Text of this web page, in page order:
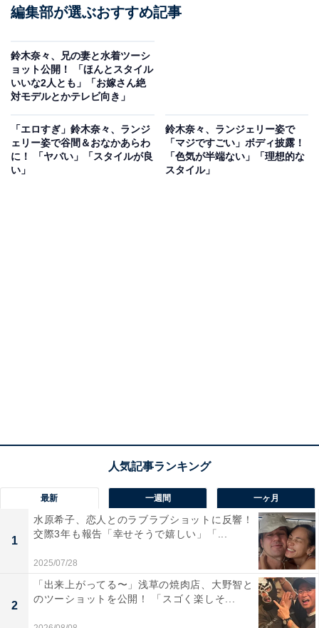
編集部が選ぶおすすめ記事
鈴木奈々、兄の妻と水着ツーシ
ョット公開！ 「ほんとスタイル
いいな2人とも」「お嫁さん絶
対モデルとかテレビ向き」
「エロすぎ」鈴木奈々、ランジ
ェリー姿で谷間＆おなかあらわ
に！ 「ヤバい」「スタイルが良
い」
鈴木奈々、ランジェリー姿で
「マジですごい」ボディ披露！
「色気が半端ない」「理想的な
スタイル」
最新 一週間 一ヶ月
1
水原希子、恋人とのラブラブショットに反響！
交際3年も報告「幸せそうで嬉しい」「...
2025/07/28
2
「出来上がってる〜」浅草の焼肉店、大野智と
のツーショットを公開！ 「スゴく楽しそ...